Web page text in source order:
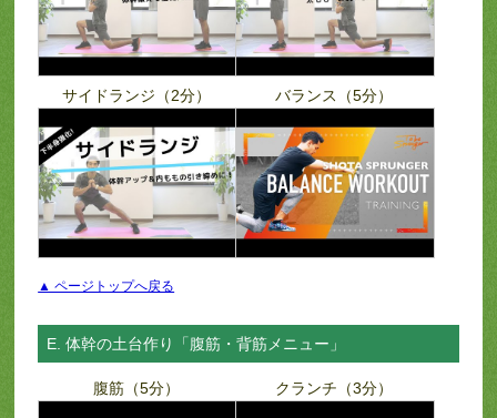
サイドランジ（2分） バランス（5分）
▲ ページトップへ戻る
E. 体幹の土台作り「腹筋・背筋メニュー」
腹筋（5分） クランチ（3分）